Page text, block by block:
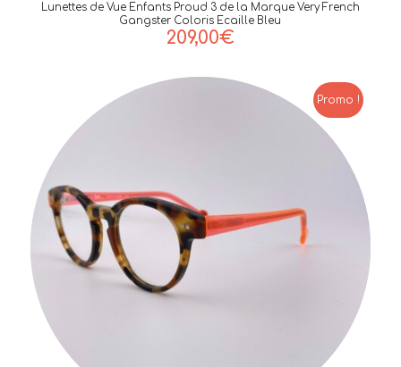
Lunettes de Vue Enfants Proud 3 de la Marque Very French
Gangster Coloris Ecaille Bleu
209,00€
Promo !